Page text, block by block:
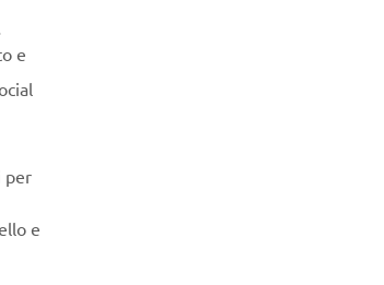
la pista con la nuova gamma Yamaha
e
per
e